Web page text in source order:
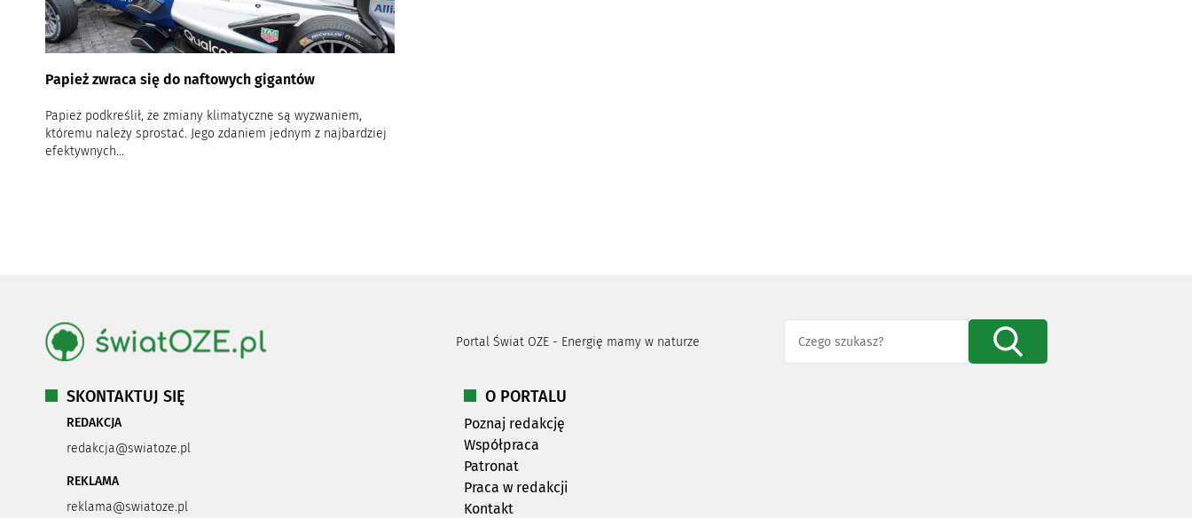
Papież zwraca się do naftowych gigantów
Papież podkreślił, że zmiany klimatyczne są wyzwaniem,
któremu należy sprostać. Jego zdaniem jednym z najbardziej
efektywnych...
Portal Świat OZE - Energię mamy w naturze
SKONTAKTUJ SIĘ
REDAKCJA
redakcja@swiatoze.pl
REKLAMA
reklama@swiatoze.pl
O PORTALU
Poznaj redakcję
Współpraca
Patronat
Praca w redakcji
Kontakt